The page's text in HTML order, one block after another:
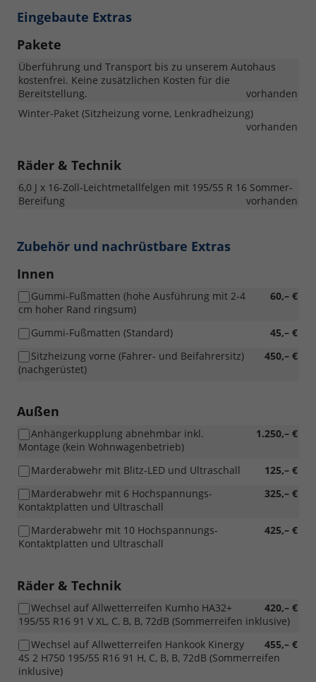
Eingebaute Extras
Pakete
Überführung und Transport bis zu unserem Autohaus
kostenfrei. Keine zusätzlichen Kosten für die
Bereitstellung.
vorhanden
Winter-Paket (Sitzheizung vorne, Lenkradheizung)
vorhanden
Räder & Technik
6,0 J x 16-Zoll-Leichtmetallfelgen mit 195/55 R 16 Sommer-
Bereifung
vorhanden
Zubehör und nachrüstbare Extras
Innen
60,– €
Gummi-Fußmatten (hohe Ausführung mit 2-4
cm hoher Rand ringsum)
45,– €
Gummi-Fußmatten (Standard)
450,– €
Sitzheizung vorne (Fahrer- und Beifahrersitz)
(nachgerüstet)
Außen
1.250,– €
Anhängerkupplung abnehmbar inkl.
Montage (kein Wohnwagenbetrieb)
125,– €
Marderabwehr mit Blitz-LED und Ultraschall
325,– €
Marderabwehr mit 6 Hochspannungs-
Kontaktplatten und Ultraschall
425,– €
Marderabwehr mit 10 Hochspannungs-
Kontaktplatten und Ultraschall
Räder & Technik
420,– €
Wechsel auf Allwetterreifen Kumho HA32+
195/55 R16 91 V XL, C, B, B, 72dB (Sommerreifen inklusive)
455,– €
Wechsel auf Allwetterreifen Hankook Kinergy
4S 2 H750 195/55 R16 91 H, C, B, B, 72dB (Sommerreifen
inklusive)